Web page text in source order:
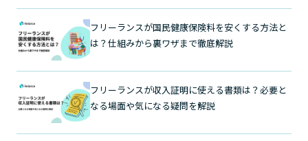
フリーランスが国民健康保険料を安くする方法と
は？仕組みから裏ワザまで徹底解説
フリーランスが収入証明に使える書類は？必要と
なる場面や気になる疑問を解説